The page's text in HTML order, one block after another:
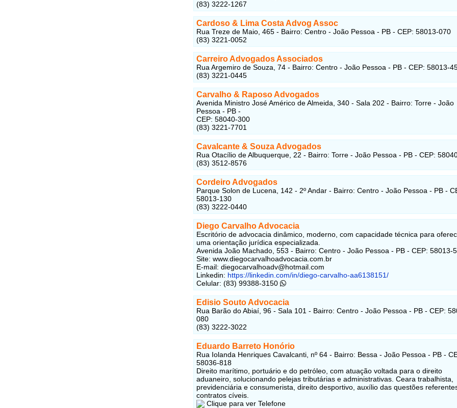
(83) 3222-1267
Cardoso & Lima Costa Advog Assoc
Rua Treze de Maio, 465 - Bairro: Centro - João Pessoa - PB - CEP: 58013-070
(83) 3221-0052
Carreiro Advogados Associados
Rua Argemiro de Souza, 74 - Bairro: Centro - João Pessoa - PB - CEP: 58013-
(83) 3221-0445
Carvalho & Raposo Advogados
Avenida Ministro José Américo de Almeida, 340 - Sala 202 - Bairro: Torre - João
Pessoa - PB -
CEP: 58040-300
(83) 3221-7701
Cavalcante & Souza Advogados
Rua Otacílio de Albuquerque, 22 - Bairro: Torre - João Pessoa - PB - CEP:
(83) 3512-8576
Cordeiro Advogados
Parque Solon de Lucena, 142 - 2º Andar - Bairro: Centro - João Pessoa - PB -
58013-130
(83) 3222-0440
Diego Carvalho Advocacia
Escritório de advocacia dinâmico, moderno, com capacidade técnica para
uma orientação jurídica especializada.
Avenida João Machado, 553 - Bairro: Centro - João Pessoa - PB - CEP: 58013-
Site: www.diegocarvalhoadvocacia.com.br
E-mail: diegocarvalhoadv@hotmail.com
Linkedin: https://linkedin.com/in/diego-carvalho-aa6138151/
Celular: (83) 99388-3150
Edisio Souto Advocacia
Rua Barão do Abiaí, 96 - Sala 101 - Bairro: Centro - João Pessoa - PB - CEP:
080
(83) 3222-3022
Eduardo Barreto Honório
Rua Iolanda Henriques Cavalcanti, nº 64 - Bairro: Bessa - João Pessoa - PB -
58036-818
Direito marítimo, portuário e do petróleo, com atuação voltada para o direito
aduaneiro, solucionando pelejas tributárias e administrativas. Ceara trabalhista,
previdenciária e consumerista, direito desportivo, auxílio das questões
contratos cíveis.
Clique para ver Telefone